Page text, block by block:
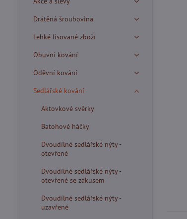
Drátěná šroubovina
Lehké lisované zboží
Obuvní kování
Oděvní kování
Sedlářské kování
Aktovkové svěrky
Batohové háčky
Dvoudílné sedlářské nýty -
otevřené
Dvoudílné sedlářské nýty -
otevřené se zákusem
Dvoudílné sedlářské nýty -
uzavřené